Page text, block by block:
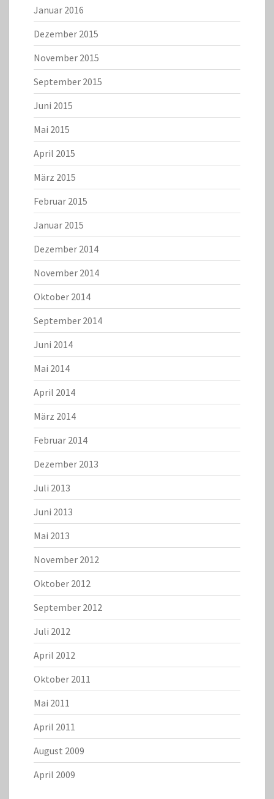
Januar 2016
Dezember 2015
November 2015
September 2015
Juni 2015
Mai 2015
April 2015
März 2015
Februar 2015
Januar 2015
Dezember 2014
November 2014
Oktober 2014
September 2014
Juni 2014
Mai 2014
April 2014
März 2014
Februar 2014
Dezember 2013
Juli 2013
Juni 2013
Mai 2013
November 2012
Oktober 2012
September 2012
Juli 2012
April 2012
Oktober 2011
Mai 2011
April 2011
August 2009
April 2009